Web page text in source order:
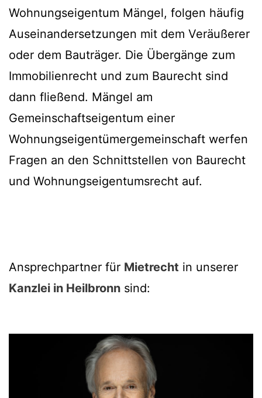
Wohnungseigentum Mängel, folgen häufig
Auseinandersetzungen mit dem Veräußerer
oder dem Bauträger. Die Übergänge zum
Immobilienrecht und zum Baurecht sind
dann fließend. Mängel am
Gemeinschaftseigentum einer
Wohnungseigentümergemeinschaft werfen
Fragen an den Schnittstellen von Baurecht
und Wohnungseigentumsrecht auf.
Ansprechpartner für Mietrecht in unserer
Kanzlei in Heilbronn sind: